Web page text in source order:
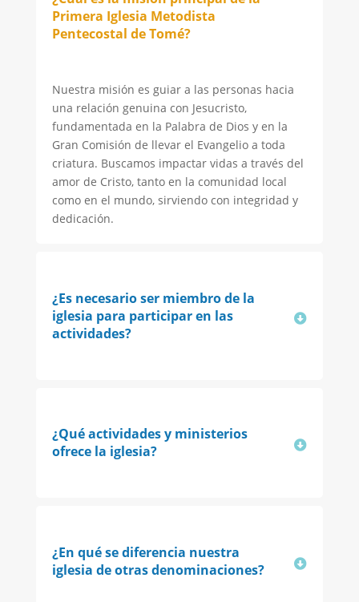
Primera Iglesia Metodista
Pentecostal de Tomé?
Nuestra misión es guiar a las personas hacia
una relación genuina con Jesucristo,
fundamentada en la Palabra de Dios y en la
Gran Comisión de llevar el Evangelio a toda
criatura. Buscamos impactar vidas a través del
amor de Cristo, tanto en la comunidad local
como en el mundo, sirviendo con integridad y
dedicación.
¿Es necesario ser miembro de la
iglesia para participar en las
actividades?
¿Qué actividades y ministerios
ofrece la iglesia?
¿En qué se diferencia nuestra
iglesia de otras denominaciones?